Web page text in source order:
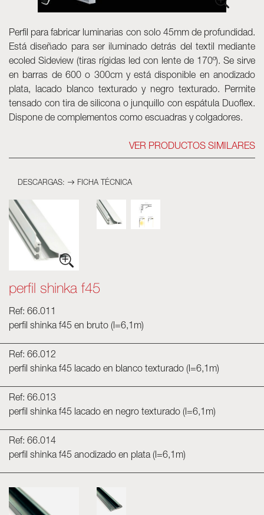
Luminarias
Skyled - Luminarias a medida
Neolight - Luminarias técnicas de diseño
Sistemas modulares lineales y curvos
Carril trifásico (230V)
Carril mini de 24V
Paneles luminosos y Plexiled
Perfil para fabricar luminarias con solo 45mm de profundidad.
Está diseñado para ser iluminado detrás del textil mediante
ecoled Sideview (tiras rígidas led con lente de 170º). Se sirve
en barras de 600 o 300cm y está disponible en anodizado
plata, lacado blanco texturado y negro texturado. Permite
tensado con tira de silicona o junquillo con espátula Duoflex.
Dispone de complementos como escuadras y colgadores.
VER PRODUCTOS SIMILARES
DESCARGAS: FICHA TÉCNICA
perfil shinka f45
Ref: 66.011
perfil shinka f45 en bruto (l=6,1m)
Ref: 66.012
perfil shinka f45 lacado en blanco texturado (l=6,1m)
Ref: 66.013
perfil shinka f45 lacado en negro texturado (l=6,1m)
Ref: 66.014
perfil shinka f45 anodizado en plata (l=6,1m)